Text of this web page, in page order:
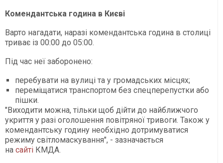
Комендантська година в Києві
Варто нагадати, наразі комендантська година в столиці
триває із 00:00 до 05:00.
Під час неї заборонено:
перебувати на вулиці та у громадських місцях;
переміщатися транспортом без спецперепустки або
пішки.
"Виходити можна, тільки щоб дійти до найближчого
укриття у разі оголошення повітряної тривоги. Також у
комендантську годину необхідно дотримуватися
режиму світломаскування", - зазначається
на сайті КМДА.